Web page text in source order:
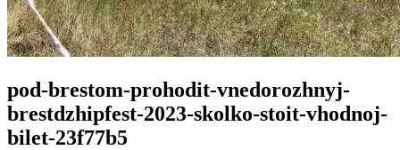
pod-brestom-prohodit-vnedorozhnyj-
brestdzhipfest-2023-skolko-stoit-vhodnoj-
bilet-23f77b5